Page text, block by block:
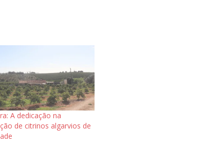
A dedicação na
de citrinos algarvios de